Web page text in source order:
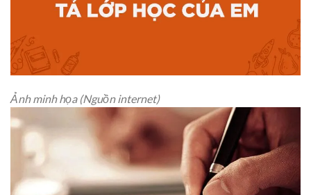
Ảnh minh họa (Nguồn internet)